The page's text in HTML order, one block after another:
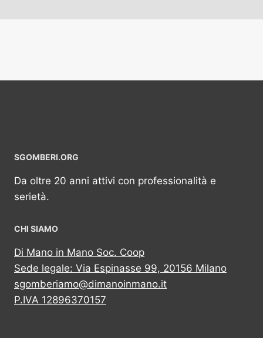
SGOMBERI.ORG
Da oltre 20 anni attivi con professionalità e
serietà.
CHI SIAMO
Di Mano in Mano Soc. Coop
Sede legale: Via Espinasse 99, 20156 Milano
sgomberiamo@dimanoinmano.it
P.IVA 12896370157